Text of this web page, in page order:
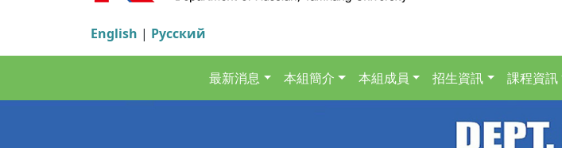
English | Русский
最新消息 本組簡介 本組成員 招生資訊 課程資訊